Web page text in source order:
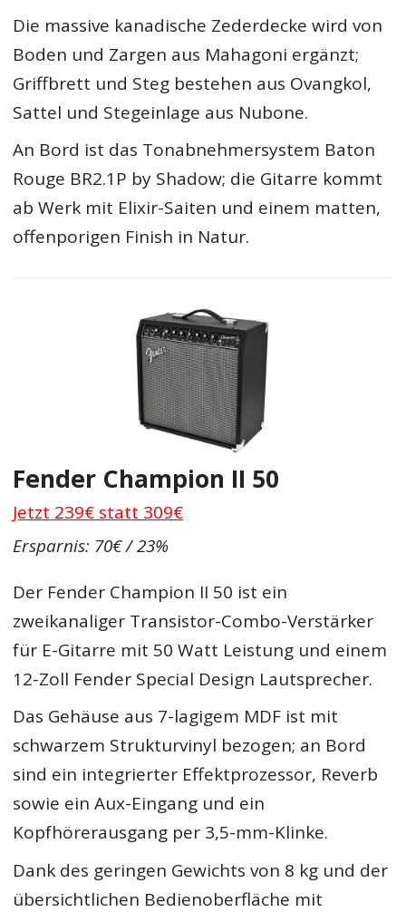
Die massive kanadische Zederdecke wird von
Boden und Zargen aus Mahagoni ergänzt;
Griffbrett und Steg bestehen aus Ovangkol,
Sattel und Stegeinlage aus Nubone.
An Bord ist das Tonabnehmersystem Baton
Rouge BR2.1P by Shadow; die Gitarre kommt
ab Werk mit Elixir-Saiten und einem matten,
offenporigen Finish in Natur.
Fender Champion II 50
Jetzt 239€ statt 309€
Ersparnis: 70€ / 23%
Der Fender Champion II 50 ist ein
zweikanaliger Transistor-Combo-Verstärker
für E-Gitarre mit 50 Watt Leistung und einem
12-Zoll Fender Special Design Lautsprecher.
Das Gehäuse aus 7-lagigem MDF ist mit
schwarzem Strukturvinyl bezogen; an Bord
sind ein integrierter Effektprozessor, Reverb
sowie ein Aux-Eingang und ein
Kopfhörerausgang per 3,5-mm-Klinke.
Dank des geringen Gewichts von 8 kg und der
übersichtlichen Bedienoberfläche mit